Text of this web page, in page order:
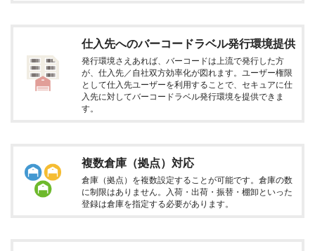
仕入先へのバーコードラベル発行環境提供
発行環境さえあれば、バーコードは上流で発行した方
が、仕入先／自社双方効率化が図れます。ユーザー権限
として仕入先ユーザーを利用することで、セキュアに仕
入先に対してバーコードラベル発行環境を提供できま
す。
複数倉庫（拠点）対応
倉庫（拠点）を複数設定することが可能です。倉庫の数
に制限はありません。入荷・出荷・振替・棚卸といった
登録は倉庫を指定する必要があります。